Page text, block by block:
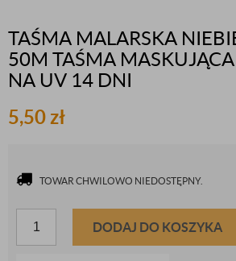
TAŚMA MALARSKA
50M TAŚMA
NA UV 14 DNI
5,50zł
TOWAR CHWILOWO NIEDOSTĘPNY.
DODAJ DO KOSZYKA